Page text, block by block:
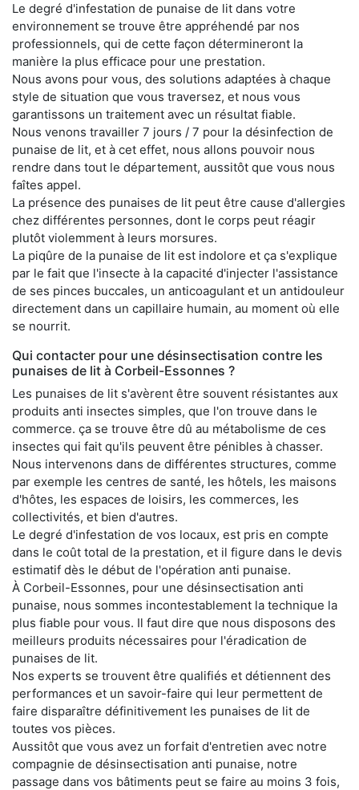
Le degré d'infestation de punaise de lit dans votre
environnement se trouve être appréhendé par nos
professionnels, qui de cette façon détermineront la
manière la plus efficace pour une prestation.
Nous avons pour vous, des solutions adaptées à chaque
style de situation que vous traversez, et nous vous
garantissons un traitement avec un résultat fiable.
Nous venons travailler 7 jours / 7 pour la désinfection de
punaise de lit, et à cet effet, nous allons pouvoir nous
rendre dans tout le département, aussitôt que vous nous
faîtes appel.
La présence des punaises de lit peut être cause d'allergies
chez différentes personnes, dont le corps peut réagir
plutôt violemment à leurs morsures.
La piqûre de la punaise de lit est indolore et ça s'explique
par le fait que l'insecte à la capacité d'injecter l'assistance
de ses pinces buccales, un anticoagulant et un antidouleur
directement dans un capillaire humain, au moment où elle
se nourrit.
Qui contacter pour une désinsectisation contre les
punaises de lit à Corbeil-Essonnes ?
Les punaises de lit s'avèrent être souvent résistantes aux
produits anti insectes simples, que l'on trouve dans le
commerce. ça se trouve être dû au métabolisme de ces
insectes qui fait qu'ils peuvent être pénibles à chasser.
Nous intervenons dans de différentes structures, comme
par exemple les centres de santé, les hôtels, les maisons
d'hôtes, les espaces de loisirs, les commerces, les
collectivités, et bien d'autres.
Le degré d'infestation de vos locaux, est pris en compte
dans le coût total de la prestation, et il figure dans le devis
estimatif dès le début de l'opération anti punaise.
À Corbeil-Essonnes, pour une désinsectisation anti
punaise, nous sommes incontestablement la technique la
plus fiable pour vous. Il faut dire que nous disposons des
meilleurs produits nécessaires pour l'éradication de
punaises de lit.
Nos experts se trouvent être qualifiés et détiennent des
performances et un savoir-faire qui leur permettent de
faire disparaître définitivement les punaises de lit de
toutes vos pièces.
Aussitôt que vous avez un forfait d'entretien avec notre
compagnie de désinsectisation anti punaise, notre
passage dans vos bâtiments peut se faire au moins 3 fois,